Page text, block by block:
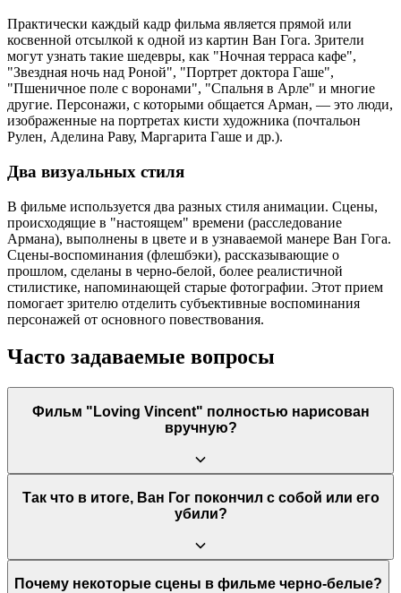
Практически каждый кадр фильма является прямой или
косвенной отсылкой к одной из картин Ван Гога. Зрители
могут узнать такие шедевры, как "Ночная терраса кафе",
"Звездная ночь над Роной", "Портрет доктора Гаше",
"Пшеничное поле с воронами", "Спальня в Арле" и многие
другие. Персонажи, с которыми общается Арман, — это люди,
изображенные на портретах кисти художника (почтальон
Рулен, Аделина Раву, Маргарита Гаше и др.).
Два визуальных стиля
В фильме используется два разных стиля анимации. Сцены,
происходящие в "настоящем" времени (расследование
Армана), выполнены в цвете и в узнаваемой манере Ван Гога.
Сцены-воспоминания (флешбэки), рассказывающие о
прошлом, сделаны в черно-белой, более реалистичной
стилистике, напоминающей старые фотографии. Этот прием
помогает зрителю отделить субъективные воспоминания
персонажей от основного повествования.
Часто задаваемые вопросы
Фильм "Loving Vincent" полностью нарисован
вручную?
Да, это первый в истории полнометражный фильм, каждый
кадр которого является картиной, написанной масляными
актерами, а затем команда из 125 художников кадр за кадром
перерисовала весь фильм в стилистике картин Ван Гога.
Так что в итоге, Ван Гог покончил с собой или его
убили?
Фильм намеренно не дает однозначного ответа, оставляя
Почему некоторые сцены в фильме черно-белые?